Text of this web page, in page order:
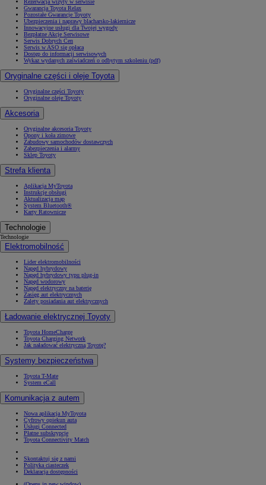
Gwarancja Toyota Relax
Pozostałe Gwarancje Toyoty
Ubezpieczenia i naprawy blacharsko-lakiernicze
Innowacyjne usługi dla Twojej wygody
Bezpłatne Akcje Serwisowe
Serwis Dobrych Cen
Serwis w ASO się opłaca
Dostęp do informacji serwisowych
Wykaz wydanych zaświadczeń o odbytym szkoleniu (pdf)
Oryginalne części i oleje Toyota
Oryginalne części Toyoty
Oryginalne oleje Toyoty
Akcesoria
Oryginalne akcesoria Toyoty
Opony i koła zimowe
Zabudowy samochodów dostawczych
Zabezpieczenia i alarmy
Sklep Toyoty
Strefa klienta
Aplikacja MyToyota
Instrukcje obsługi
Aktualizacja map
System Bluetooth®
Karty Ratownicze
Technologie
Technologie
Elektromobilność
Lider elektromobilności
Napęd hybrydowy
Napęd hybrydowy typu plug-in
Napęd wodorowy
Napęd elektryczny na baterię
Zasięg aut elektrycznych
Zalety posiadania aut elektrycznych
Ładowanie elektrycznej Toyoty
Toyota HomeCharge
Toyota Charging Network
Jak naładować elektryczną Toyotę?
Systemy bezpieczeństwa
Toyota T-Mate
System eCall
Komunikacja z autem
Nowa aplikacja MyToyota
Cyfrowy opiekun auta
Usługi Connected
Płatne subskrypcje
Toyota Connectivity Match
Skontaktuj się z nami
Polityka ciasteczek
Deklaracja dostępności